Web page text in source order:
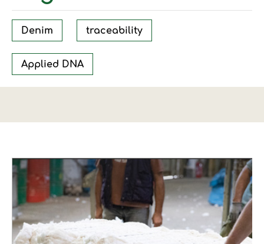
Denim traceability
Applied DNA